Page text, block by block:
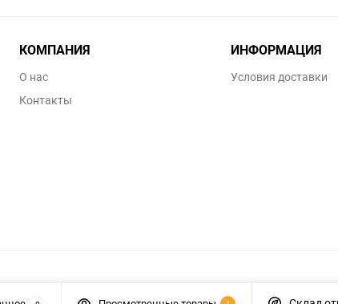
КОМПАНИЯ
О нас
Контакты
ИНФОРМАЦИЯ
Условия доставки